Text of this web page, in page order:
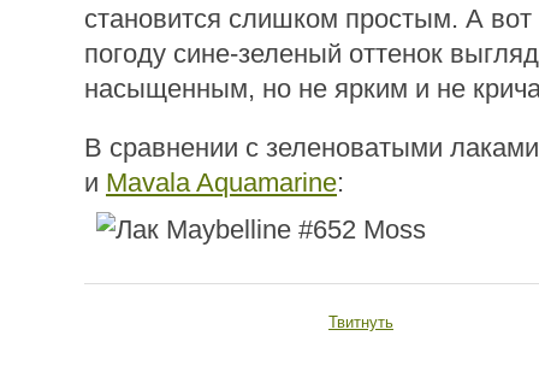
становится слишком простым. А
погоду сине-зеленый оттенок
насыщенным, но не ярким и не
В сравнении с зеленоватыми
и Mavala Aquamarine:
Твитнуть